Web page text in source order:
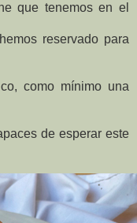
que tenemos en el
reservado para
como mínimo una
de esperar este